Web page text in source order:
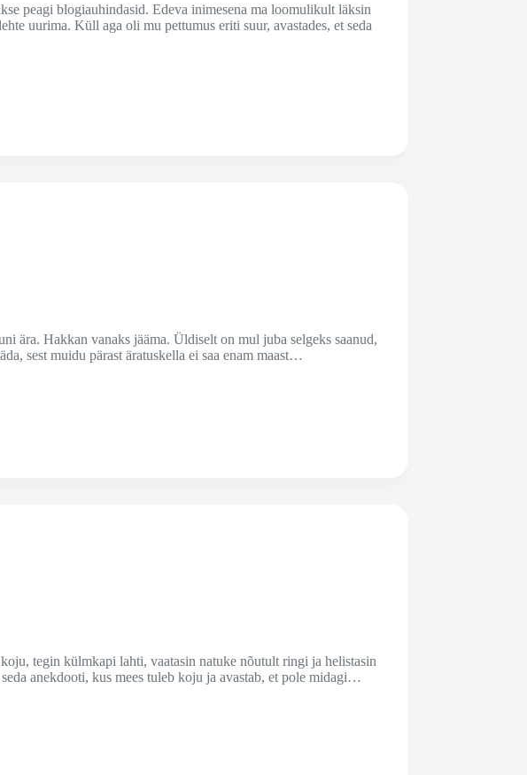
peagi blogiauhindasid. Edeva inimesena ma loomulikult läksin
uurima. Küll aga oli mu pettumus eriti suur, avastades, et seda
ära. Hakkan vanaks jääma. Üldiselt on mul juba selgeks saanud,
sest muidu pärast äratuskella ei saa enam maast…
tegin külmkapi lahti, vaatasin natuke nõutult ringi ja helistasin
anekdooti, kus mees tuleb koju ja avastab, et pole midagi…